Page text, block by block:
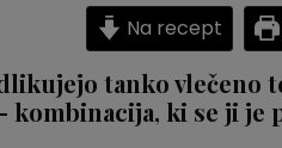
Na recept
tanko vlečeno
kombinacija, ki se ji